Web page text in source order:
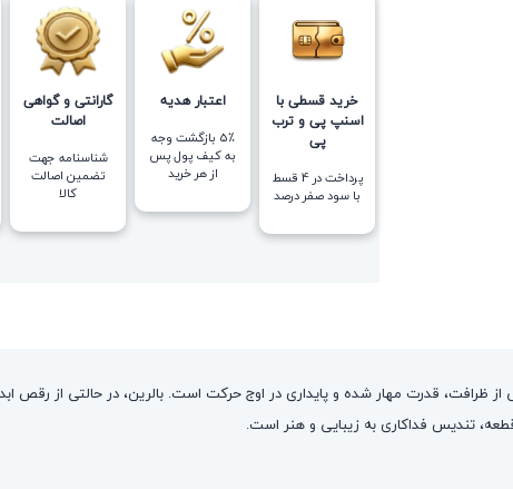
خرید قسطی با
اسنپ پی و ترب
پی
پرداخت در 4 قسط
با سود صفر درصد
اعتبار هدیه
5٪ بازگشت وجه
به کیف پول پس
از هر خرید
گارانتی و گواهی
اصالت
شناسنامه جهت
تضمین اصالت
کالا
تندیس فداکاری به زیبایی و هنر است.